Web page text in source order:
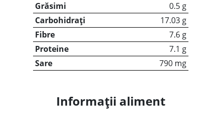
Grăsimi
0.5 g
Carbohidrați
17.03 g
Fibre
7.6 g
Proteine
7.1 g
Sare
790 mg
Informații aliment